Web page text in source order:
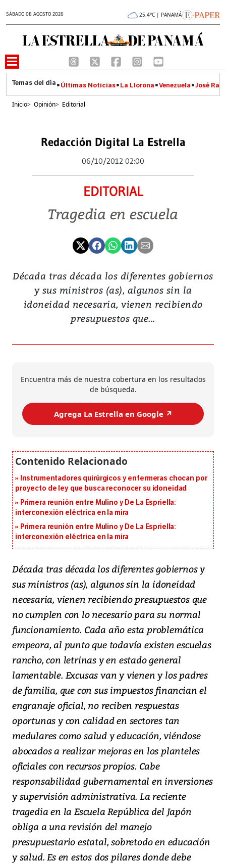
SÁBADO 08 AGOSTO 2026 25.4°C | PANAMÁ
Últimas Noticias La Llorona Venezuela José
Inicio> Opinión> Editorial
Redacción Digital La Estrella
06/10/2012 02:00
EDITORIAL
Tragedia en escuela
Década tras década los diferentes gobiernos
y sus ministros (as), algunos sin la
idoneidad necesaria, vienen recibiendo
presupuestos que...
Encuentra más de nuestra cobertura en los resultados
de búsqueda.
Agrega La Estrella en Google ↗️
Instrumentadores quirúrgicos y enfermeras chocan por
proyecto de ley que busca reconocer su idoneidad
Primera reunión entre Mulino y De La Espriella:
interconexión eléctrica en la mira
Primera reunión entre Mulino y De La Espriella:
interconexión eléctrica en la mira
Década tras década los diferentes gobiernos y
sus ministros (as), algunos sin la idoneidad
necesaria, vienen recibiendo presupuestos que
no cumplen con lo necesario para su normal
funcionamiento. Cada año esta problemática
empeora, al punto que todavía existen escuelas
rancho, con letrinas y en estado general
lamentable. Excusas van y vienen y los padres
de familia, que con sus impuestos financian el
engranaje oficial, no reciben respuestas
oportunas y con calidad en sectores tan
medulares como salud y educación, viéndose
abocados a realizar mejoras en los planteles
oficiales con recursos propios. Cabe
responsabilidad gubernamental en inversiones
y supervisión administrativa. La reciente
tragedia en la Escuela República del Japón
obliga a una revisión del manejo
presupuestario estatal, sobretodo en educación
y salud. Es en estos dos pilares donde debe